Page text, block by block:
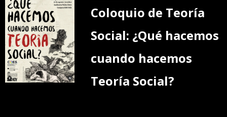
Coloquio de Teoría
Social: ¿Qué hacemos
cuando hacemos
Teoría Social?